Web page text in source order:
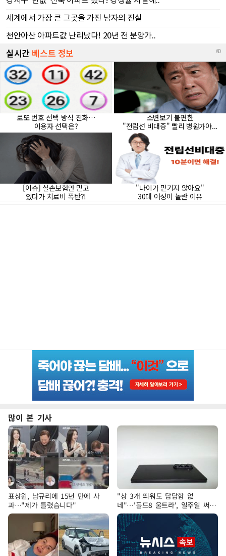
많이 본 기사
표창원, 남규리에 15년 만에 사
과…"제가 틀렸습니다"
"창 3개 띄워도 답답함 없
네"…'폴드8 울트라', 일주일 써보
니